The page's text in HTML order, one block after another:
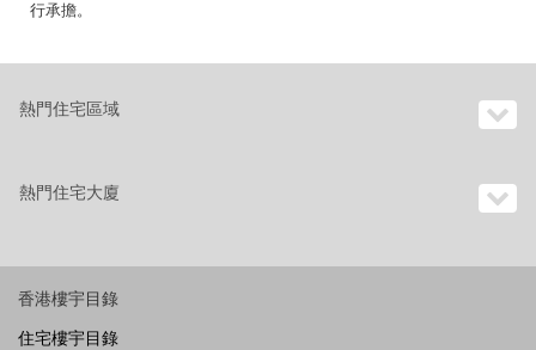
行承擔。
熱門住宅區域
熱門住宅大廈
香港樓宇目錄
住宅樓宇目錄